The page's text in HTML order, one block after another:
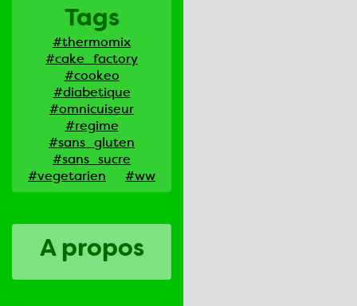
Tags
#thermomix
#cake_factory
#cookeo
#diabetique
#omnicuiseur
#regime
#sans_gluten
#sans_sucre
#vegetarien
#ww
A propos